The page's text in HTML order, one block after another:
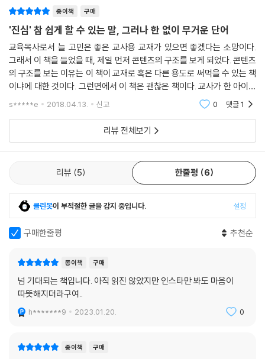
종이책 구매
'진심' 참 쉽게 할 수 있는 말, 그러나 한 없이 무거운 단어
교육목사로서 늘 고민은 좋은 교사용 교재가 있으면 좋겠다는 소망이다.
그래서 이 책을 들었을 때, 제일 먼저 콘텐츠의 구조를 보게 되었다. 콘텐츠
의 구조를 보는 이유는 이 책이 교재로 혹은 다른 용도로 써먹을 수 있는 책
이냐에 대한 것이다. 그런면에서 이 책은 괜찮은 책이다. 교사가 한 아이가
어떻게 신뢰 관계를 만들어가는지를 구조적으로도 볼 수 있게 하는 듯 하
s*****e 2018.04.13. 신고 0 댓글1
리뷰 전체보기
리뷰 5 한줄평 6
클린봇이 부적절한 글을 감지 중입니다. 설정
구매한줄평 추천순
종이책 구매
넘 기대되는 책입니다. 아직 읽진 않았지만 인스타만 봐도 마음이
따뜻해지더라구여..
h*******9 2023.01.20. 0
종이책 구매